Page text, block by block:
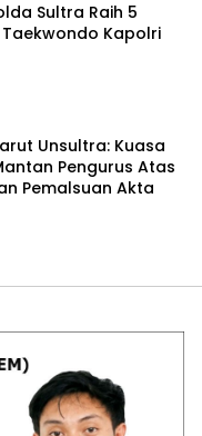
Sultra Raih 5
Kapolri
Unsultra: Kuasa
Pengurus Atas
Pemalsuan Akta